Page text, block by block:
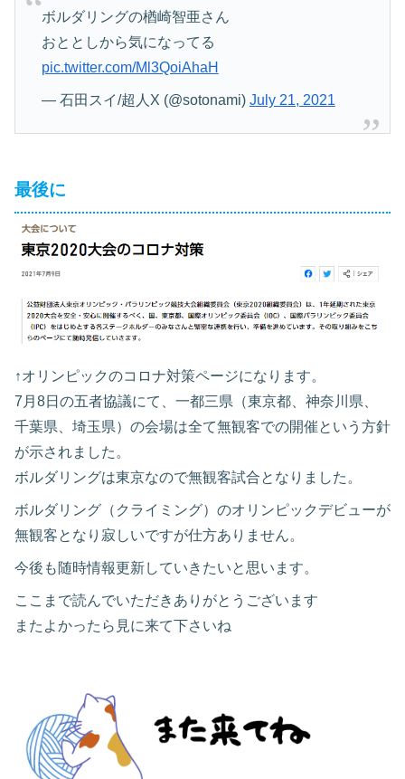
ボルダリングの楢崎智亜さん
おととしから気になってる
pic.twitter.com/Ml3QoiAhaH
— 石田スイ/超人X (@sotonami) July 21, 2021
最後に
↑オリンピックのコロナ対策ページになります。
7月8日の五者協議にて、一都三県（東京都、神奈川県、
千葉県、埼玉県）の会場は全て無観客での開催という方針
が示されました。
ボルダリングは東京なので無観客試合となりました。
ボルダリング（クライミング）のオリンピックデビューが
無観客となり寂しいですが仕方ありません。
今後も随時情報更新していきたいと思います。
ここまで読んでいただきありがとうございます
またよかったら見に来て下さいね